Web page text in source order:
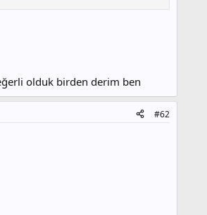
olduk birden derim ben
#62